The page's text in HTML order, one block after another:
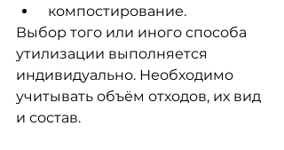
компостирование.
Выбор того или иного способа
утилизации выполняется
индивидуально. Необходимо
учитывать объём отходов, их вид
и состав.